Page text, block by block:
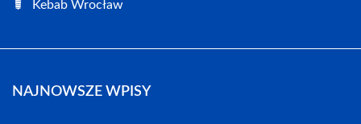
Kebab Wrocław
NAJNOWSZE WPISY